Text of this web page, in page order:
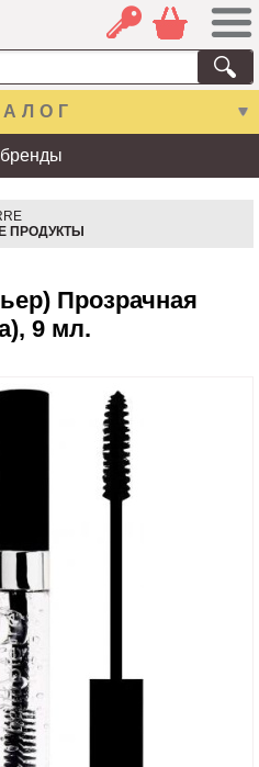
ПРОДУКТЫ
Прозрачная
9 мл.